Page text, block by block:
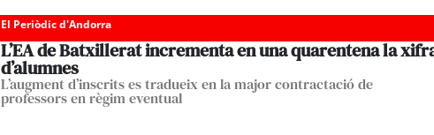
El Periòdic d'Andorra
L’EA de Batxillerat incrementa en una quarentena la
d’alumnes
L’augment d’inscrits es tradueix en la major contractació de
professors en règim eventual